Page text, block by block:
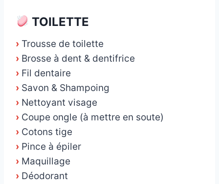
TOILETTE
› Trousse de toilette
› Brosse à dent & dentifrice
› Fil dentaire
› Savon & Shampoing
› Nettoyant visage
› Coupe ongle (à mettre en soute)
› Cotons tige
› Pince à épiler
› Maquillage
› Déodorant